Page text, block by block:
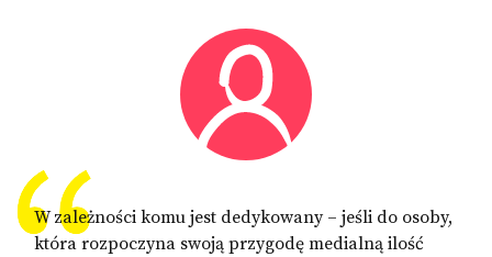
W zależności komu jest dedykowany – jeśli do osoby,
która rozpoczyna swoją przygodę medialną ilość